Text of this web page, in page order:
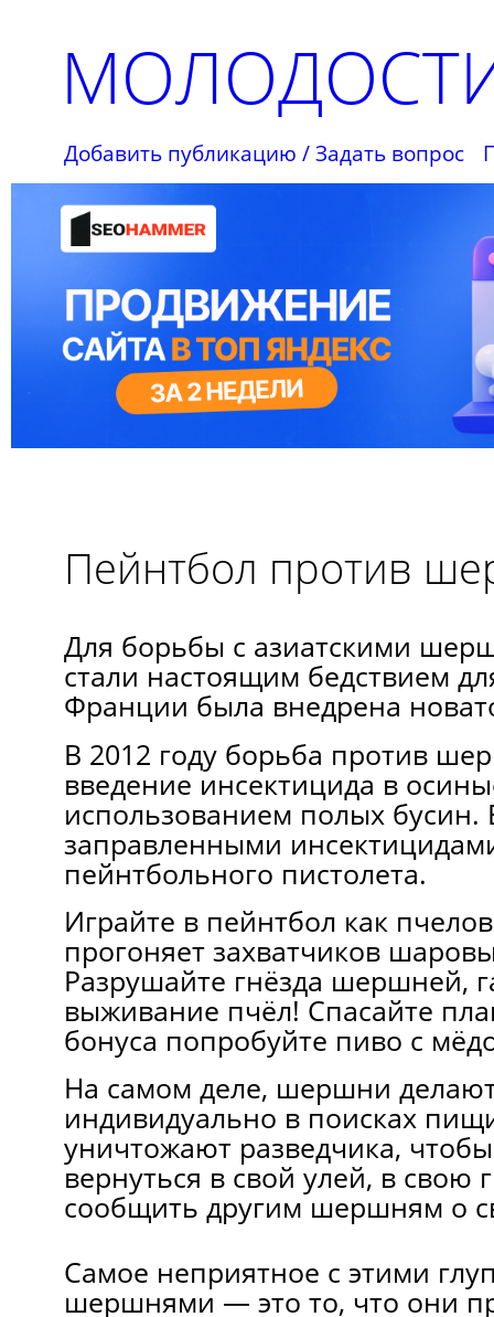
Добавить публикацию / Задать вопрос
Пейнтбол против
Для борьбы с азиатскими
стали настоящим бедствием
Франции была внедрена
В 2012 году борьба против
введение инсектицида в
использованием полых бусин.
заправленными
пейнтбольного пистолета.
Играйте в пейнтбол как
прогоняет захватчиков
Разрушайте гнёзда шершней,
выживание пчёл! Спасайте
бонуса попробуйте пиво с
На самом деле, шершни
индивидуально в поисках
уничтожают разведчика,
вернуться в свой улей, в свою
сообщить другим шершням о
Самое неприятное с этими
шершнями — это то, что они